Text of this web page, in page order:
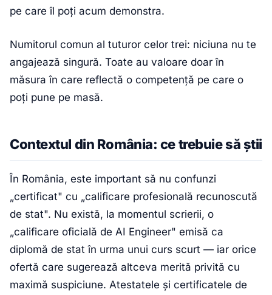
pe care îl poți acum demonstra.
Numitorul comun al tuturor celor trei: niciuna nu te
angajează singură. Toate au valoare doar în
măsura în care reflectă o competență pe care o
poți pune pe masă.
Contextul din România: ce trebuie să știi
În România, este important să nu confunzi
„certificat" cu „calificare profesională recunoscută
de stat". Nu există, la momentul scrierii, o
„calificare oficială de AI Engineer" emisă ca
diplomă de stat în urma unui curs scurt — iar orice
ofertă care sugerează altceva merită privită cu
maximă suspiciune. Atestatele și certificatele de